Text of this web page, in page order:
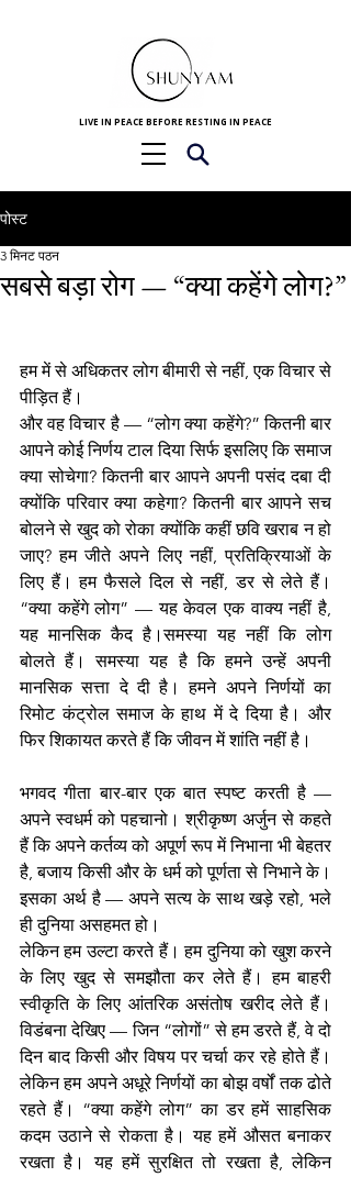
LIVE IN PEACE BEFORE RESTING IN PEACE
पोस्ट
सबसे बड़ा रोग — “क्या कहेंगे लोग?”
3 मिनट पठन
हम में से अधिकतर लोग बीमारी से नहीं, एक विचार से
पीड़ित हैं।
और वह विचार है — “लोग क्या कहेंगे?” कितनी बार
आपने कोई निर्णय टाल दिया सिर्फ इसलिए कि समाज
क्या सोचेगा? कितनी बार आपने अपनी पसंद दबा दी
क्योंकि परिवार क्या कहेगा? कितनी बार आपने सच
बोलने से खुद को रोका क्योंकि कहीं छवि खराब न हो
जाए? हम जीते अपने लिए नहीं, प्रतिक्रियाओं के
लिए हैं। हम फैसले दिल से नहीं, डर से लेते हैं।
“क्या कहेंगे लोग” — यह केवल एक वाक्य नहीं है,
यह मानसिक कैद है।समस्या यह नहीं कि लोग
बोलते हैं। समस्या यह है कि हमने उन्हें अपनी
मानसिक सत्ता दे दी है। हमने अपने निर्णयों का
रिमोट कंट्रोल समाज के हाथ में दे दिया है। और
फिर शिकायत करते हैं कि जीवन में शांति नहीं है।
भगवद गीता बार-बार एक बात स्पष्ट करती है —
अपने स्वधर्म को पहचानो। श्रीकृष्ण अर्जुन से कहते
हैं कि अपने कर्तव्य को अपूर्ण रूप में निभाना भी बेहतर
है, बजाय किसी और के धर्म को पूर्णता से निभाने के।
इसका अर्थ है — अपने सत्य के साथ खड़े रहो, भले
ही दुनिया असहमत हो।
लेकिन हम उल्टा करते हैं। हम दुनिया को खुश करने
के लिए खुद से समझौता कर लेते हैं। हम बाहरी
स्वीकृति के लिए आंतरिक असंतोष खरीद लेते हैं।
विडंबना देखिए — जिन “लोगों” से हम डरते हैं, वे दो
दिन बाद किसी और विषय पर चर्चा कर रहे होते हैं।
लेकिन हम अपने अधूरे निर्णयों का बोझ वर्षों तक ढोते
रहते हैं। “क्या कहेंगे लोग” का डर हमें साहसिक
कदम उठाने से रोकता है। यह हमें औसत बनाकर
रखता है। यह हमें सुरक्षित तो रखता है, लेकिन